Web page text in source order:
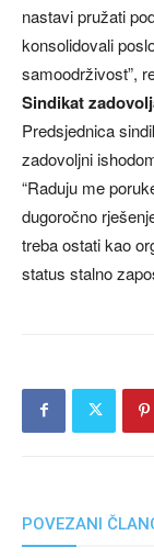
nastavi pružati
konsolidovali
samoodrživost”,
Sindikat
Predsjednica
zadovoljni
“Raduju me
dugoročno
treba ostati kao
status stalno
POVEZANI